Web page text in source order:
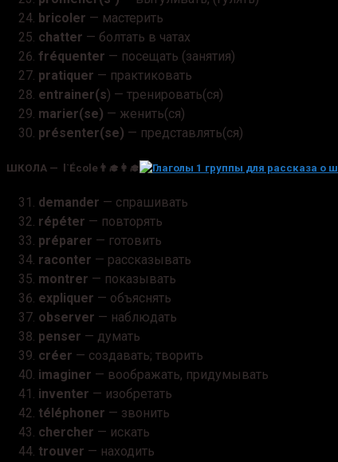
bricoler — мастерить
chatter — болтать в чатах
fréquenter — посещать (занятия)
pratiquer — практиковать
entrainer(s) — тренировать(ся)
marier(se) — женить(ся)
présenter(se) — представлять(ся)
ШКОЛА — l`École👨‍🎓👩‍🎓
demander — спрашивать
répéter — повторять
préparer — готовить
raconter — рассказывать
montrer — показывать
expliquer — объяснять
observer — наблюдать
penser — думать
créer — создавать; творить
imaginer — воображать, придумывать
inventer — изобретать
téléphoner — звонить
chercher — искать
trouver — находить